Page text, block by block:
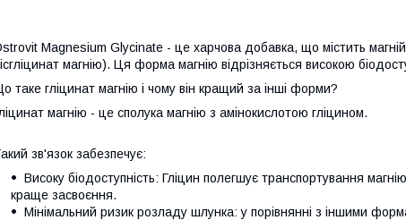
Magnesium Glycinate - це харчова добавка, що містить
магнію). Ця форма магнію відрізняється високою
таке гліцинат магнію і чому він кращий за інші форми?
магнію - це сполука магнію з амінокислотою гліцином.
зв'язок забезпечує:
Високу біодоступність: Гліцин полегшує транспортування
краще засвоєння.
Мінімальний ризик розладу шлунка: у порівнянні з іншими